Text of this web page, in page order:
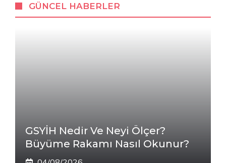
GÜNCEL HABERLER
GSYİH Nedir Ve Neyi Ölçer?
Büyüme Rakamı Nasıl Okunur?